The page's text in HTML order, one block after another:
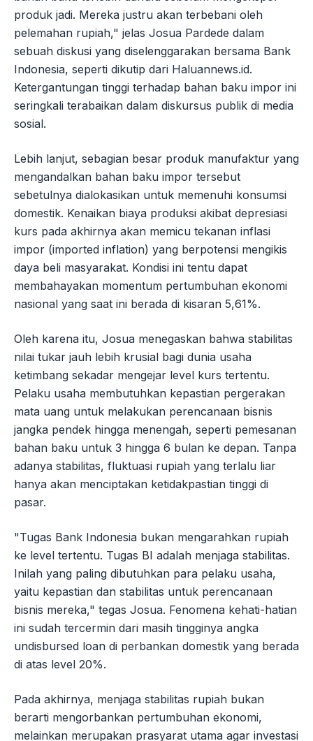
produk jadi. Mereka justru akan terbebani oleh
pelemahan rupiah," jelas Josua Pardede dalam
sebuah diskusi yang diselenggarakan bersama Bank
Indonesia, seperti dikutip dari Haluannews.id.
Ketergantungan tinggi terhadap bahan baku impor ini
seringkali terabaikan dalam diskursus publik di media
sosial.
Lebih lanjut, sebagian besar produk manufaktur yang
mengandalkan bahan baku impor tersebut
sebetulnya dialokasikan untuk memenuhi konsumsi
domestik. Kenaikan biaya produksi akibat depresiasi
kurs pada akhirnya akan memicu tekanan inflasi
impor (imported inflation) yang berpotensi mengikis
daya beli masyarakat. Kondisi ini tentu dapat
membahayakan momentum pertumbuhan ekonomi
nasional yang saat ini berada di kisaran 5,61%.
Oleh karena itu, Josua menegaskan bahwa stabilitas
nilai tukar jauh lebih krusial bagi dunia usaha
ketimbang sekadar mengejar level kurs tertentu.
Pelaku usaha membutuhkan kepastian pergerakan
mata uang untuk melakukan perencanaan bisnis
jangka pendek hingga menengah, seperti pemesanan
bahan baku untuk 3 hingga 6 bulan ke depan. Tanpa
adanya stabilitas, fluktuasi rupiah yang terlalu liar
hanya akan menciptakan ketidakpastian tinggi di
pasar.
"Tugas Bank Indonesia bukan mengarahkan rupiah
ke level tertentu. Tugas BI adalah menjaga stabilitas.
Inilah yang paling dibutuhkan para pelaku usaha,
yaitu kepastian dan stabilitas untuk perencanaan
bisnis mereka," tegas Josua. Fenomena kehati-hatian
ini sudah tercermin dari masih tingginya angka
undisbursed loan di perbankan domestik yang berada
di atas level 20%.
Pada akhirnya, menjaga stabilitas rupiah bukan
berarti mengorbankan pertumbuhan ekonomi,
melainkan merupakan prasyarat utama agar investasi